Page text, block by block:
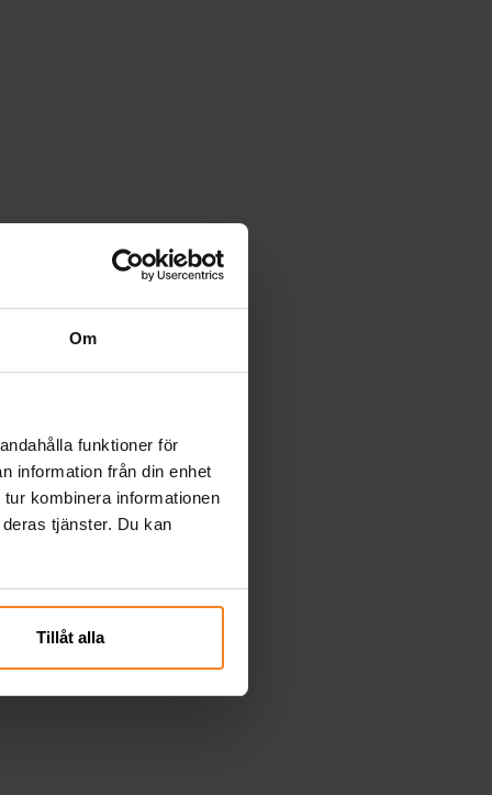
Om
funktioner för
information från din enhet
kombinera informationen
tjänster. Du kan
Tillåt alla